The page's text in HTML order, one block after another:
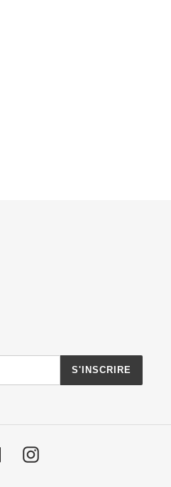
S'INSCRIRE
FacebookInstagram